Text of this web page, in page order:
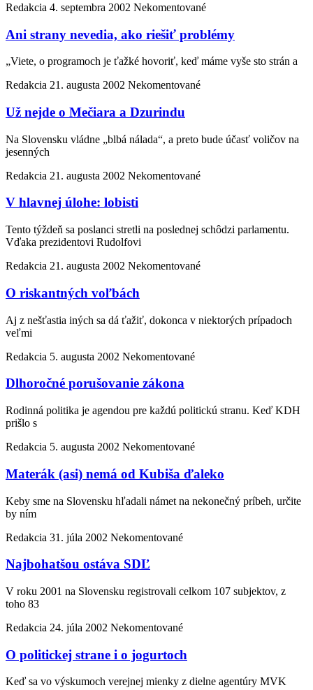
Redakcia 4. septembra 2002 Nekomentované
Ani strany nevedia, ako riešiť problémy
„Viete, o programoch je ťažké hovoriť, keď máme vyše sto strán a
Redakcia 21. augusta 2002 Nekomentované
Už nejde o Mečiara a Dzurindu
Na Slovensku vládne „blbá nálada“, a preto bude účasť voličov na
jesenných
Redakcia 21. augusta 2002 Nekomentované
V hlavnej úlohe: lobisti
Tento týždeň sa poslanci stretli na poslednej schôdzi parlamentu.
Vďaka prezidentovi Rudolfovi
Redakcia 21. augusta 2002 Nekomentované
O riskantných voľbách
Aj z nešťastia iných sa dá ťažiť, dokonca v niektorých prípadoch
veľmi
Redakcia 5. augusta 2002 Nekomentované
Dlhoročné porušovanie zákona
Rodinná politika je agendou pre každú politickú stranu. Keď KDH
prišlo s
Redakcia 5. augusta 2002 Nekomentované
Materák (asi) nemá od Kubiša ďaleko
Keby sme na Slovensku hľadali námet na nekonečný príbeh, určite
by ním
Redakcia 31. júla 2002 Nekomentované
Najbohatšou ostáva SDĽ
V roku 2001 na Slovensku registrovali celkom 107 subjektov, z
toho 83
Redakcia 24. júla 2002 Nekomentované
O politickej strane i o jogurtoch
Keď sa vo výskumoch verejnej mienky z dielne agentúry MVK